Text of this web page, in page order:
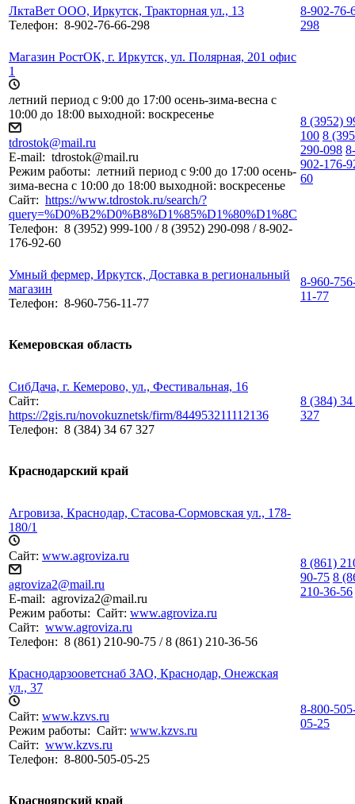
ЛктаВет ООО, Иркутск, Тракторная ул., 13
Телефон: 8-902-76-66-298
8-902-76-
298
Магазин РостОК, г. Иркутск, ул. Полярная, 201 офис
1
летний период с 9:00 до 17:00 осень-зима-весна с
10:00 до 18:00 выходной: воскресенье
tdrostok@mail.ru
E-mail: tdrostok@mail.ru
Режим работы: летний период с 9:00 до 17:00 осень-
зима-весна с 10:00 до 18:00 выходной: воскресенье
Сайт: https://www.tdrostok.ru/search/?
query=%D0%B2%D0%B8%D1%85%D1%80%D1%8C
Телефон: 8 (3952) 999-100 / 8 (3952) 290-098 / 8-902-
176-92-60
8 (3952)
100 8
290-098 8-
902-176-
60
Умный фермер, Иркутск, Доставка в региональный
магазин
Телефон: 8-960-756-11-77
8-960-
11-77
Кемеровская область
СибДача, г. Кемерово, ул., Фестивальная, 16
Сайт:
https://2gis.ru/novokuznetsk/firm/844953211112136
Телефон: 8 (384) 34 67 327
8 (384) 34
327
Краснодарский край
Агровиза, Краснодар, Стасова-Сормовская ул., 178-
180/1
Сайт: www.agroviza.ru
agroviza2@mail.ru
E-mail: agroviza2@mail.ru
Режим работы: Сайт: www.agroviza.ru
Сайт: www.agroviza.ru
Телефон: 8 (861) 210-90-75 / 8 (861) 210-36-56
8 (861)
90-75 8
210-36-56
Краснодарзооветснаб ЗАО, Краснодар, Онежская
ул., 37
Сайт: www.kzvs.ru
Режим работы: Сайт: www.kzvs.ru
Сайт: www.kzvs.ru
Телефон: 8-800-505-05-25
8-800-
05-25
Красноярский край